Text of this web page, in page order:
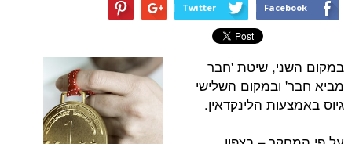
Twitter
שיטת 'חבר
השלישי
הלינקדאין.